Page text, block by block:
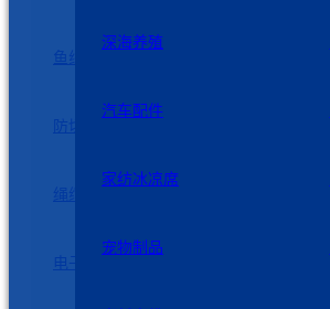
深海养殖
汽车配件
家纺冰凉席
宠物制品
鱼线
防切割手套
绳缆
电子器材